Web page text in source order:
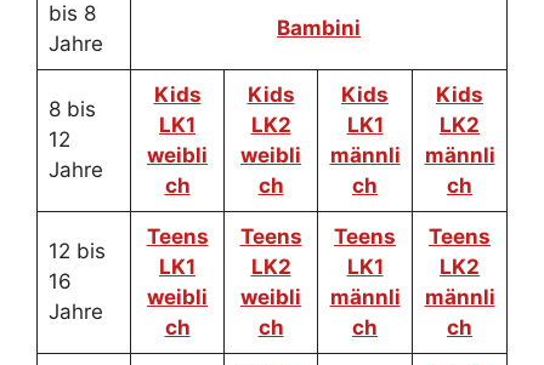
bis 8
Jahre
Bambini
8 bis
12
Jahre
Kids
LK1
weibli
ch
Kids
LK2
weibli
ch
Kids
LK1
männli
ch
Kids
LK2
männli
ch
12 bis
16
Jahre
Teens
LK1
weibli
ch
Teens
LK2
weibli
ch
Teens
LK1
männli
ch
Teens
LK2
männli
ch